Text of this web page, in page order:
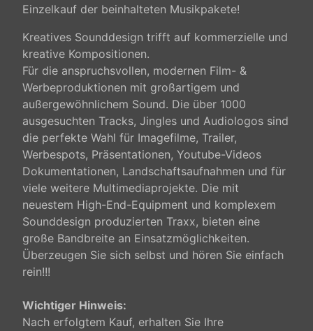
Einzelkauf der beinhalteten Musikpakete!
Kreatives Sounddesign trifft auf kommerzielle und
kreative Kompositionen.
Für die anspruchsvollen, modernen Film- &
Werbeproduktionen mit großartigem und
außergewöhnlichem Sound. Die über 1000
ausgesuchten Tracks, Jingles und Audiologos sind
die perfekte Wahl für Imagefilme, Trailer,
Werbespots, Präsentationen, Youtube-Videos
Dokumentationen, Landschaftsaufnahmen und für
viele weitere Multimediaprojekte. Die mit
neuestem High-End-Equipment und komplexem
Sounddesign produzierten Traxx, bieten eine
große Bandbreite an Einsatzmöglichkeiten.
Überzeugen Sie sich selbst und hören Sie einfach
rein!!!
Wichtiger Hinweis:
Nach erfolgtem Kauf, erhalten Sie Ihre